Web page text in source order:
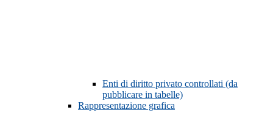
Enti di diritto privato controllati (da
pubblicare in tabelle)
Rappresentazione grafica